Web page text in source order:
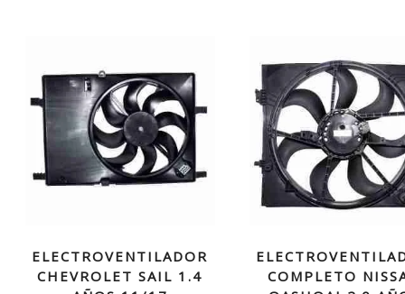
ELECTROVENTILADOR
CHEVROLET SAIL 1.4
COMPLETO